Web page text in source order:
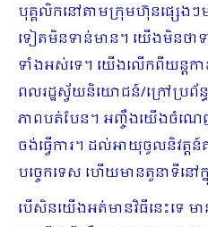
បុគ្គលិកនៅតាមក្រុមហ៊ុនផ្សេងៗ
ទៀតមិនទាន់មាន។ យើងមិនថាទ
ទាំងអស់ទេ។ យើងលើកពីយន្តក
ពលរដ្ឋស្វ័យនិយោជន៍/ក្រៅប្រព័
ភាពបត់បែន។ អញ្ចឹងយើងចំណេញ
ចង់ធ្វើការ។ ដល់អាយុចូលនិវត្តន៍
បច្ចេកទេស ហើយមានតួនាទីនៅក្
បើសិនយើងអត់មានវិធីនេះទេ ម